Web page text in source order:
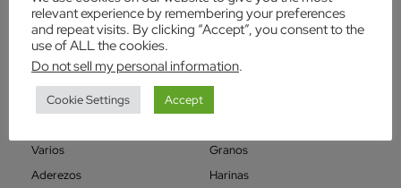
fridasmarket21@gmail.com
Categorías
Varios
Aderezos
Granos
Harinas
relevant experience by remembering your preferences
and repeat visits. By clicking “Accept”, you consent to the
use of ALL the cookies.
Do not sell my personal information.
Cookie Settings Accept